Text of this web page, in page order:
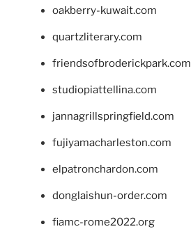
oakberry-kuwait.com
quartzliterary.com
friendsofbroderickpark.com
studiopiattellina.com
jannagrillspringfield.com
fujiyamacharleston.com
elpatronchardon.com
donglaishun-order.com
fiamc-rome2022.org